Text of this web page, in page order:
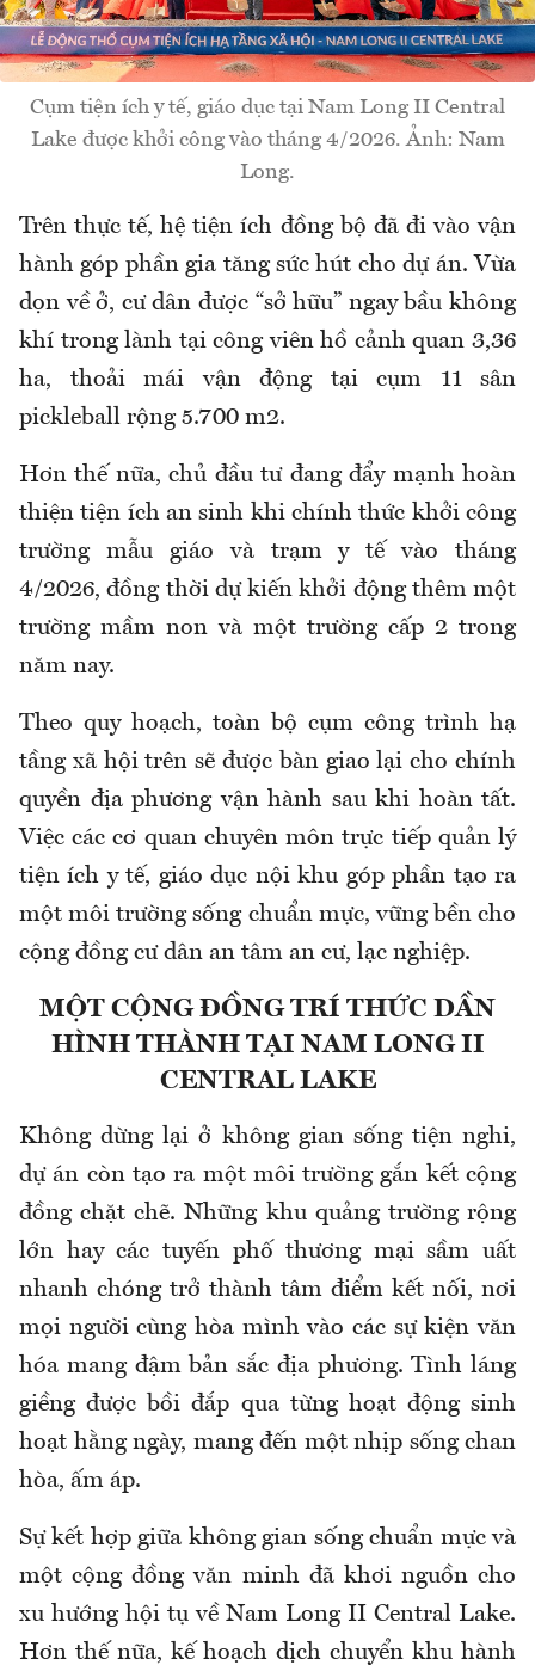
Cụm tiện ích y tế, giáo dục tại Nam Long II Central
Lake được khởi công vào tháng 4/2026. Ảnh: Nam
Long.
Trên thực tế, hệ tiện ích đồng bộ đã đi vào vận
hành góp phần gia tăng sức hút cho dự án. Vừa
dọn về ở, cư dân được “sở hữu” ngay bầu không
khí trong lành tại công viên hồ cảnh quan 3,36
ha, thoải mái vận động tại cụm 11 sân
pickleball rộng 5.700 m2.
Hơn thế nữa, chủ đầu tư đang đẩy mạnh hoàn
thiện tiện ích an sinh khi chính thức khởi công
trường mẫu giáo và trạm y tế vào tháng
4/2026, đồng thời dự kiến khởi động thêm một
trường mầm non và một trường cấp 2 trong
năm nay.
Theo quy hoạch, toàn bộ cụm công trình hạ
tầng xã hội trên sẽ được bàn giao lại cho chính
quyền địa phương vận hành sau khi hoàn tất.
Việc các cơ quan chuyên môn trực tiếp quản lý
tiện ích y tế, giáo dục nội khu góp phần tạo ra
một môi trường sống chuẩn mực, vững bền cho
cộng đồng cư dân an tâm an cư, lạc nghiệp.
MỘT CỘNG ĐỒNG TRÍ THỨC DẦN
HÌNH THÀNH TẠI NAM LONG II
CENTRAL LAKE
Không dừng lại ở không gian sống tiện nghi,
dự án còn tạo ra một môi trường gắn kết cộng
đồng chặt chẽ. Những khu quảng trường rộng
lớn hay các tuyến phố thương mại sầm uất
nhanh chóng trở thành tâm điểm kết nối, nơi
mọi người cùng hòa mình vào các sự kiện văn
hóa mang đậm bản sắc địa phương. Tình láng
giềng được bồi đắp qua từng hoạt động sinh
hoạt hằng ngày, mang đến một nhịp sống chan
hòa, ấm áp.
Sự kết hợp giữa không gian sống chuẩn mực và
một cộng đồng văn minh đã khơi nguồn cho
xu hướng hội tụ về Nam Long II Central Lake.
Hơn thế nữa, kế hoạch dịch chuyển khu hành